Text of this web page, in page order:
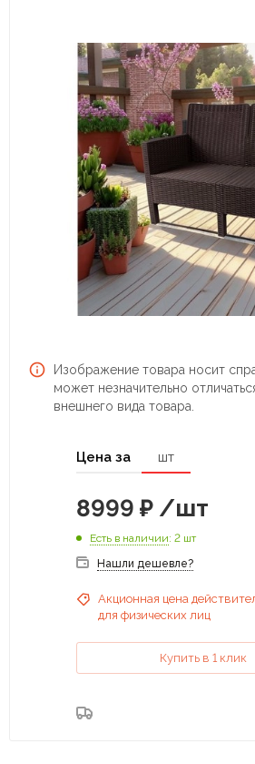
Изображение товара носит
может незначительно
внешнего вида товара.
Цена за шт
8999 ₽ /шт
Есть в наличии: 2 шт
Нашли дешевле?
Акционная цена
для физических лиц
Купить в 1 клик